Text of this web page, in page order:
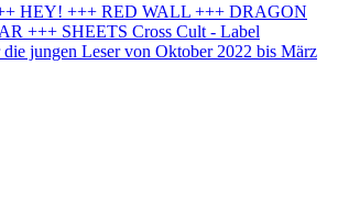
HEY! +++ RED WALL +++ DRAGON
+++ SHEETS Cross Cult - Label
jungen Leser von Oktober 2022 bis März